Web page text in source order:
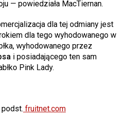
— powiedziała MacTiernan.
dla tej odmiany jest
dla tego wyhodowanego w
wyhodowanego przez
i posiadającego ten sam
Pink Lady.
podst. fruitnet.com